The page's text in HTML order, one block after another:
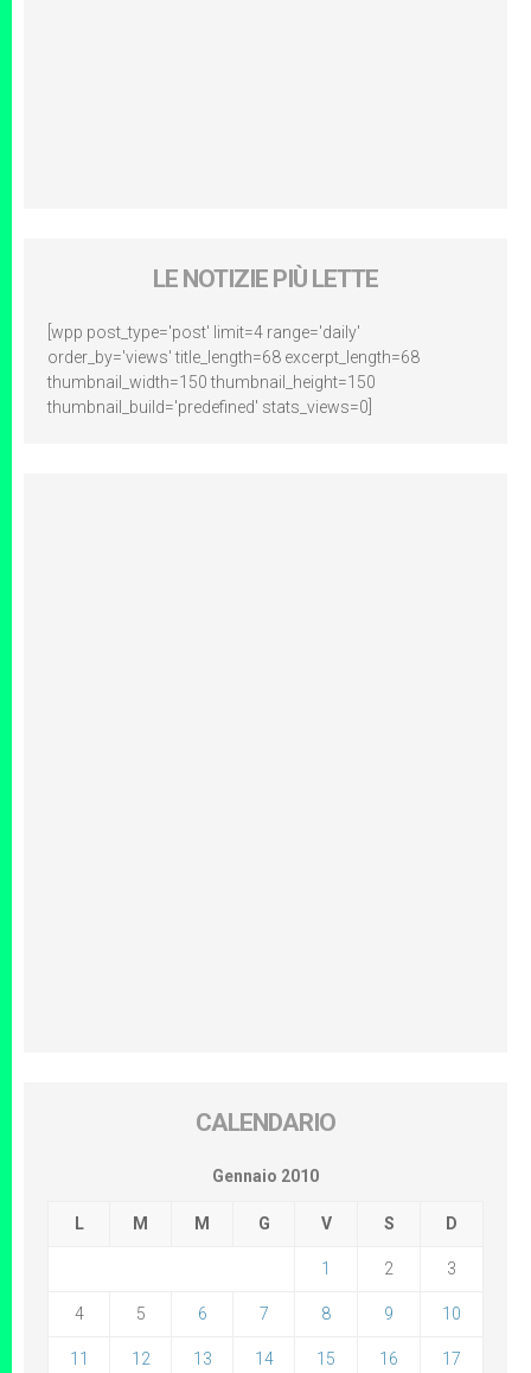
LE NOTIZIE PIÙ LETTE
[wpp post_type='post' limit=4 range='daily'
order_by='views' title_length=68 excerpt_length=68
thumbnail_width=150 thumbnail_height=150
thumbnail_build='predefined' stats_views=0]
CALENDARIO
Gennaio 2010
L M M G V S D
1 2 3
4 5 6 7 8 9 10
11 12 13 14 15 16 17